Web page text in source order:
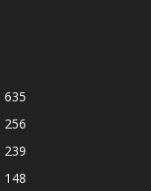
635
256
239
148